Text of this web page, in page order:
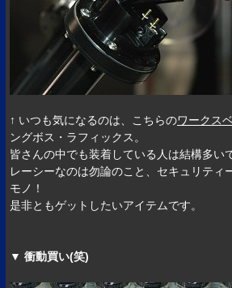
↑ いつも気になるのは、こちらのワークス
ングボス・ラフィックス。
皆さんの中でも装着している人は結構多い
レーシーなのは勿論のこと、セキュリティ
モノ！
是非ともゲットしたいアイテムです。
▼ 衝動買い(笑)